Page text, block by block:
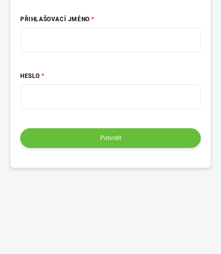
PŘIHLAŠOVACÍ JMÉNO
HESLO
Potvrdit